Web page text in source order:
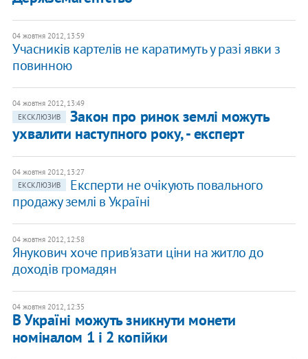
04 жовтня 2012, 13:59
Учасників картелів не каратимуть у разі явки з
повинною
04 жовтня 2012, 13:49
ЕКСКЛЮЗИВ
Закон про ринок землі можуть
ухвалити наступного року, - експерт
04 жовтня 2012, 13:27
ЕКСКЛЮЗИВ
Експерти не очікують повального
продажу землі в Україні
04 жовтня 2012, 12:58
Янукович хоче прив'язати ціни на житло до
доходів громадян
04 жовтня 2012, 12:35
В Україні можуть зникнути монети
номіналом 1 і 2 копійки